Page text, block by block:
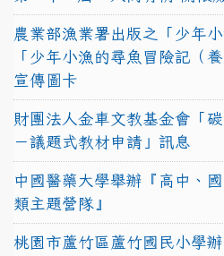
農業部漁業署出版之「少年
「少年小漁的尋魚冒險記（
宣傳圖卡
財團法人金車文教基金會「
－議題式教材申請」訊息
中國醫藥大學舉辦『高中、
類主題營隊』
桃園市蘆竹區蘆竹國民小學